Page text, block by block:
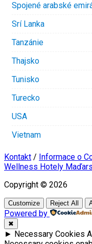
Spojené arabské
Srí Lanka
Tanzánie
Thajsko
Tunisko
Turecko
USA
Vietnam
Kontakt / Informace o
Wellness Hotely
Copyright © 2026
Customize Reject All
Powered by
✖
► Necessary Cookies